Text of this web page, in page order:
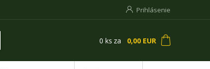
Prihlásenie
0 ks za 0,00 EUR